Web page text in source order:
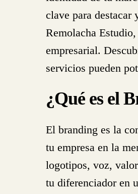
clave para destacar
Remolacha
empresarial.
servicios pueden
¿Qué es el
El branding es la
tu empresa en la
logotipos, voz,
tu diferenciador en